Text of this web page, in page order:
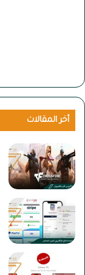
أخر المقالات